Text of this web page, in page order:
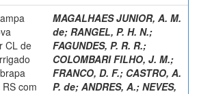
CL de
com
MAGALHAES JUNIOR, A. M.
de; RANGEL, P. H. N.;
FAGUNDES, P. R. R.;
COLOMBARI FILHO, J. M.;
FRANCO, D. F.; CASTRO, A.
P. de; ANDRES, A.; NEVES,